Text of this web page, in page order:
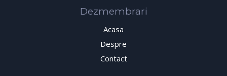
Dezmembrari
Acasa
Despre
Contact